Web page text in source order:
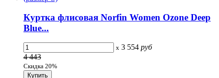
Куртка флисовая Norfin Women Ozone Deep
Blue...
x 3 554 руб
4 443
Скидка 20%